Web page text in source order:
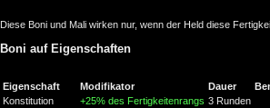
Diese Boni und Mali wirken nur, wenn der Held diese
Boni auf Eigenschaften
Eigenschaft Modifikator Dauer
Konstitution
+25% des Fertigkeitenrangs 3 Runden